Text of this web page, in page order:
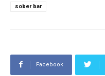
sober bar
Facebook